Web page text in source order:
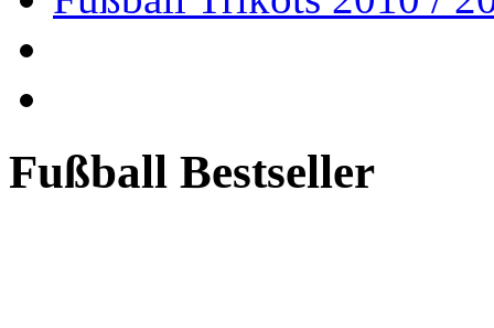
Fußball Bestseller